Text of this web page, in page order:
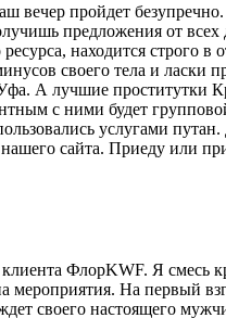
вечер пройдет
предложения от
находится строго
своего тела и
А лучшие
с ними будет
услугами
сайта. Приеду или
ФлорKWF. Я смесь
мероприятия. На первый
своего настоящего